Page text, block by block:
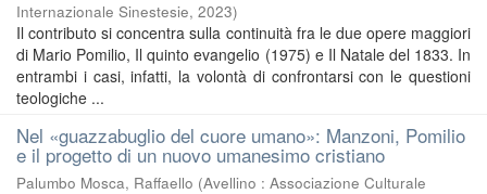
Internazionale Sinestesie, 2023)
Il contributo si concentra sulla continuità fra le due opere maggiori
di Mario Pomilio, Il quinto evangelio (1975) e Il Natale del 1833. In
entrambi i casi, infatti, la volontà di confrontarsi con le questioni
teologiche ...
Nel «guazzabuglio del cuore umano»: Manzoni, Pomilio
e il progetto di un nuovo umanesimo cristiano
Palumbo Mosca, Raffaello (Avellino : Associazione Culturale